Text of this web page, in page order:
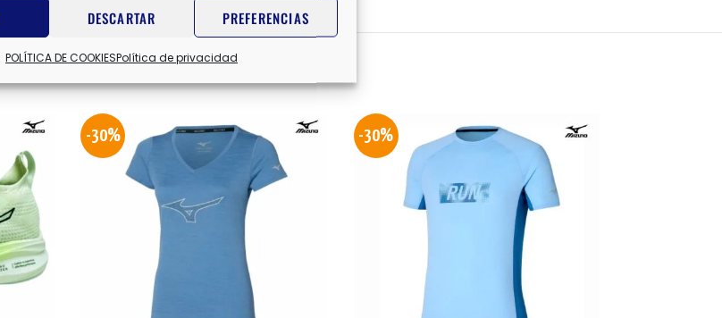
DESCARTAR PREFERENCIAS
POLÍTICA DE COOKIESPolítica de privacidad
-30% -30%